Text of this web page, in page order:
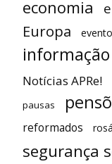
economia
Europa
informação
Notícias APRe!
pausas
reformados
segurança